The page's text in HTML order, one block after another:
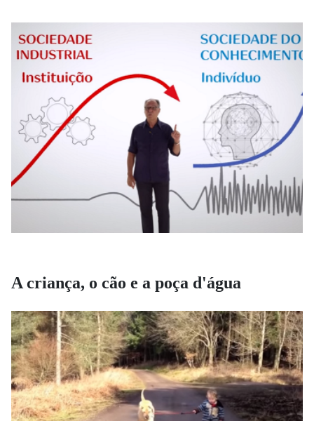
A criança, o cão e a poça d'água